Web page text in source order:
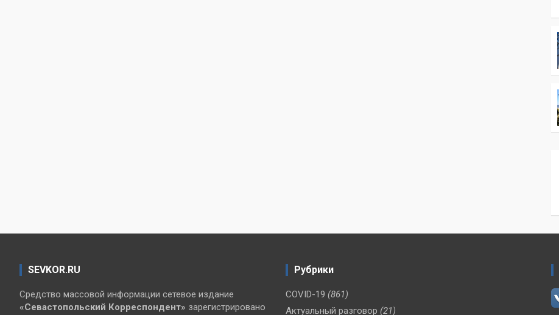
SEVKOR.RU
Средство массовой информации сетевое издание
«Севастопольский Корреспондент» зарегистрировано
Рубрики
COVID-19 (861)
Актуальный разговор (21)